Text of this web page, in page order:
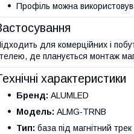
Профіль можна
для комерційних і
де планується монтаж
характеристики
Бренд: ALUMLED
Модель: ALMG-TRNB
Тип: база під магнітний